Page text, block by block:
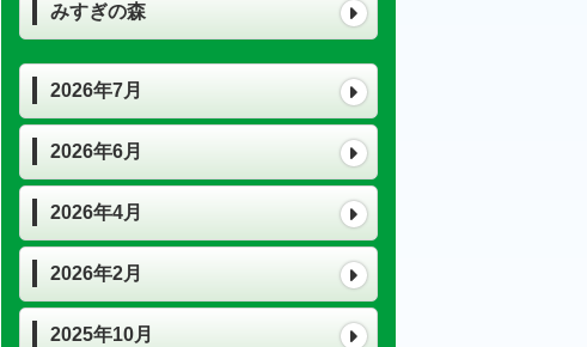
みすぎの森
2026年7月
2026年6月
2026年4月
2026年2月
2025年10月